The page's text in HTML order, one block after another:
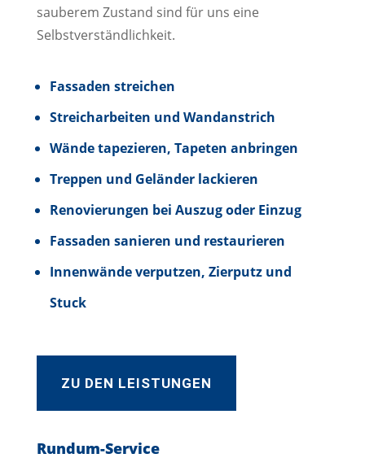
sauberem Zustand sind für uns eine
Selbstverständlichkeit.
Fassaden streichen
Streicharbeiten und Wandanstrich
Wände tapezieren, Tapeten anbringen
Treppen und Geländer lackieren
Renovierungen bei Auszug oder Einzug
Fassaden sanieren und restaurieren
Innenwände verputzen, Zierputz und
Stuck
ZU DEN LEISTUNGEN
Rundum-Service